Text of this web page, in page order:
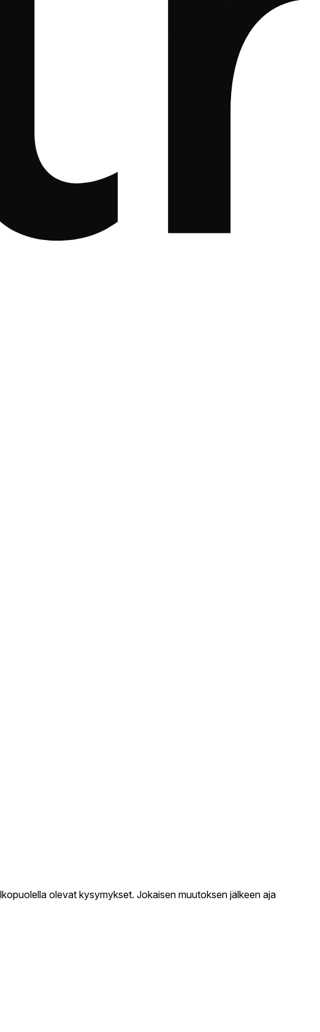
olevat kysymykset. Jokaisen muutoksen jälkeen aja